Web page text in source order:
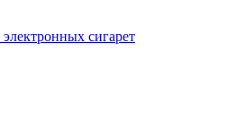
сигарет